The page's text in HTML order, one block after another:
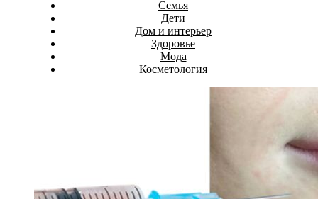
Семья
Дети
Дом и интерьер
Здоровье
Мода
Косметология